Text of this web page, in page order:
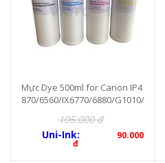
Mực Dye 500ml for Canon IP4
870/6560/IX6770/6880/G1010/
105.000 đ
Uni-Ink:
90.000
đ